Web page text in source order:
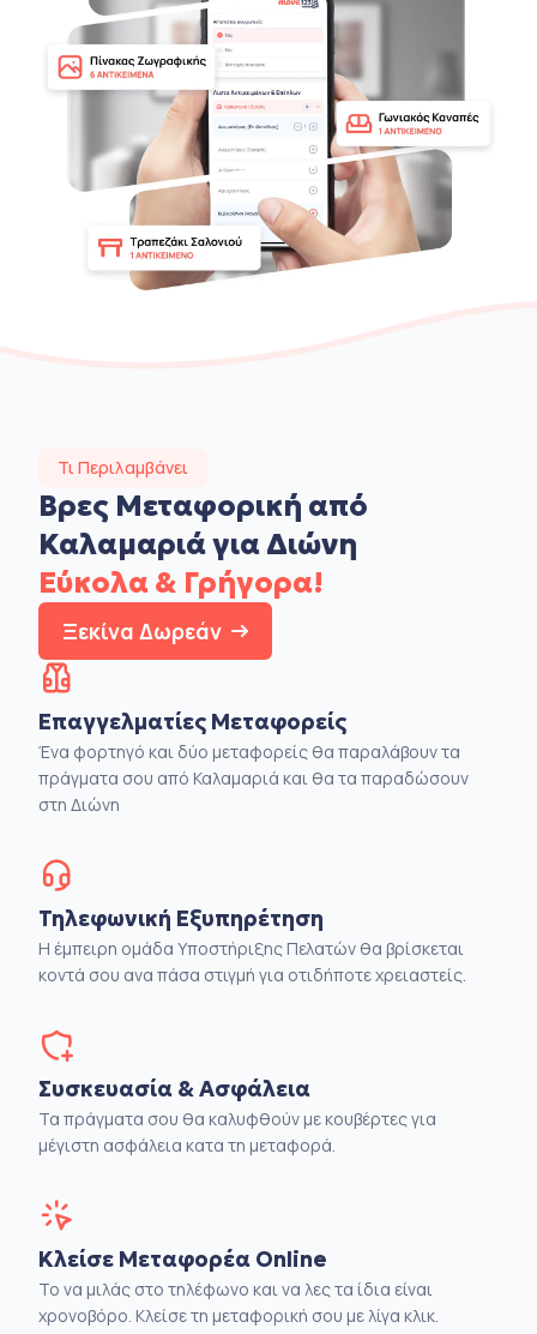
Τι Περιλαμβάνει
Βρες Μεταφορική από
Καλαμαριά για Διώνη
Εύκολα & Γρήγορα!
Ξεκίνα Δωρεάν
Επαγγελματίες Μεταφορείς
Ένα φορτηγό και δύο μεταφορείς θα παραλάβουν τα
πράγματα σου από Καλαμαριά και θα τα παραδώσουν
στη Διώνη
Τηλεφωνική Εξυπηρέτηση
Η έμπειρη ομάδα Υποστήριξης Πελατών θα βρίσκεται
κοντά σου ανα πάσα στιγμή για οτιδήποτε χρειαστείς.
Συσκευασία & Ασφάλεια
Τα πράγματα σου θα καλυφθούν με κουβέρτες για
μέγιστη ασφάλεια κατα τη μεταφορά.
Κλείσε Μεταφορέα Online
Το να μιλάς στο τηλέφωνο και να λες τα ίδια είναι
χρονοβόρο. Κλείσε τη μεταφορική σου με λίγα κλικ.